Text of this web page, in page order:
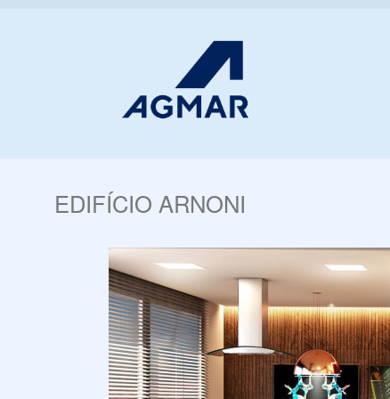
EDIFÍCIO ARNONI